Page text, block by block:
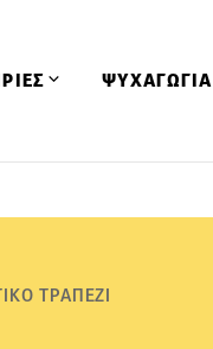
ΨΥΧΑΓΩΓΙΑ
ΤΡΑΠΕΖΙ